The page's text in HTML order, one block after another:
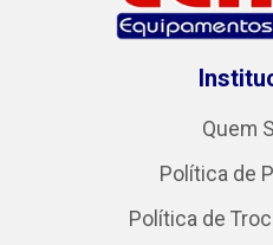
Quem
Política de
Política de